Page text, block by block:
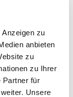
zu
anbieten
zu
zu Ihrer
Partner für
Unsere
versenden wir noch
2-3 Tagen bei
eventuell 1-2 Tage
wir Dir die